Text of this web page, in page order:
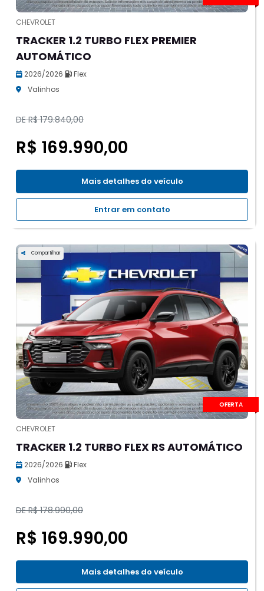
CHEVROLET
TRACKER 1.2 TURBO FLEX PREMIER
AUTOMÁTICO
2026/2026
Flex
Valinhos
DE R$ 179.840,00
R$ 169.990,00
Mais detalhes do veículo
Entrar em contato
OFERTA
Compartilhar
CHEVROLET
TRACKER 1.2 TURBO FLEX RS AUTOMÁTICO
2026/2026
Flex
Valinhos
DE R$ 178.990,00
R$ 169.990,00
Mais detalhes do veículo